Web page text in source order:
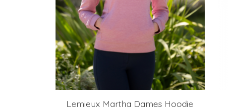
Lemieux Martha Dames Hoodie